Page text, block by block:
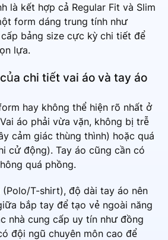
là kết hợp cả Regular Fit và Slim
form dáng trung tính như
bảng size cực kỳ chi tiết để
lựa.
chi tiết vai áo và tay áo
hay không thể hiện rõ nhất ở
áo phải vừa vặn, không bị trễ
cảm giác thùng thình) hoặc quá
cử động). Tay áo cũng cần có
quá phồng.
T-shirt), độ dài tay áo nên
bắp tay để tạo vẻ ngoài năng
nhà cung cấp uy tín như đồng
đội ngũ chuyên môn cao để